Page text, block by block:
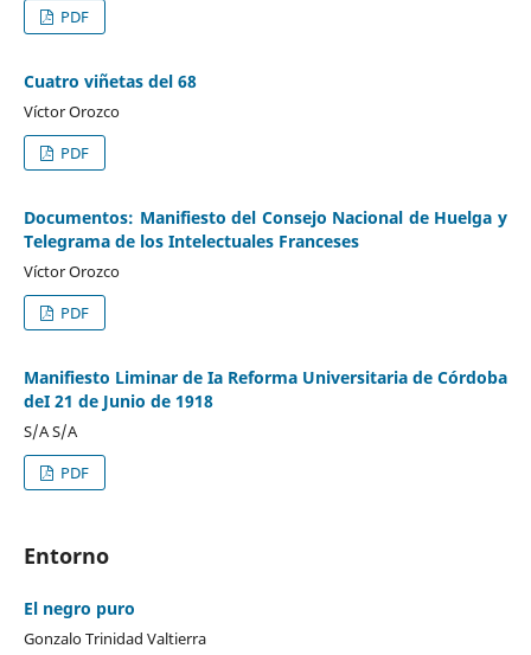
PDF
Cuatro viñetas del 68
Víctor Orozco
PDF
Documentos: Manifiesto del Consejo Nacional de Huelga y
Telegrama de los Intelectuales Franceses
Víctor Orozco
PDF
Manifiesto Liminar de Ia Reforma Universitaria de Córdoba
deI 21 de Junio de 1918
S/A S/A
PDF
Entorno
El negro puro
Gonzalo Trinidad Valtierra